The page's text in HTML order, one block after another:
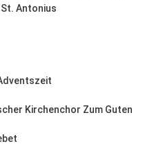
Antonius
Kirchenchor Zum Guten